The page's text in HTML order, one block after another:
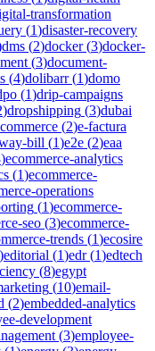
transformation
(1)disaster-recovery
dms (2)docker(3)docker-
(3)document-
(4)dolibarr(1)domo
(1)drip-campaigns
)dropshipping (3)dubai
(2)e-factura
bill (1)e2e (2)eaa
)ecommerce-analytics
(1)ecommerce-
operations
(1)ecommerce-
seo (3)ecommerce-
trends (1)ecosire
)editorial (1)edr(1)edtech
(8)egypt
(10)email-
(2)embedded-analytics
development
(3)employee-